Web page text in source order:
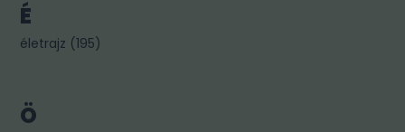
É
életrajz (195)
Ö